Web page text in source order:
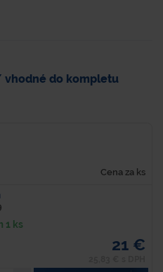
do kompletu
Cena za ks
1 ks
21 €